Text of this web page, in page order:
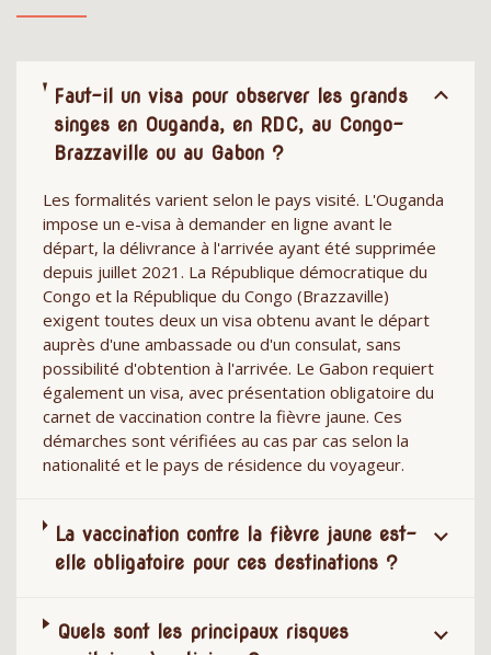
Faut-il un visa pour observer les grands
singes en Ouganda, en RDC, au Congo-
Brazzaville ou au Gabon ?
Les formalités varient selon le pays visité. L'Ouganda
impose un e-visa à demander en ligne avant le
départ, la délivrance à l'arrivée ayant été supprimée
depuis juillet 2021. La République démocratique du
Congo et la République du Congo (Brazzaville)
exigent toutes deux un visa obtenu avant le départ
auprès d'une ambassade ou d'un consulat, sans
possibilité d'obtention à l'arrivée. Le Gabon requiert
également un visa, avec présentation obligatoire du
carnet de vaccination contre la fièvre jaune. Ces
démarches sont vérifiées au cas par cas selon la
nationalité et le pays de résidence du voyageur.
La vaccination contre la fièvre jaune est-
elle obligatoire pour ces destinations ?
Quels sont les principaux risques